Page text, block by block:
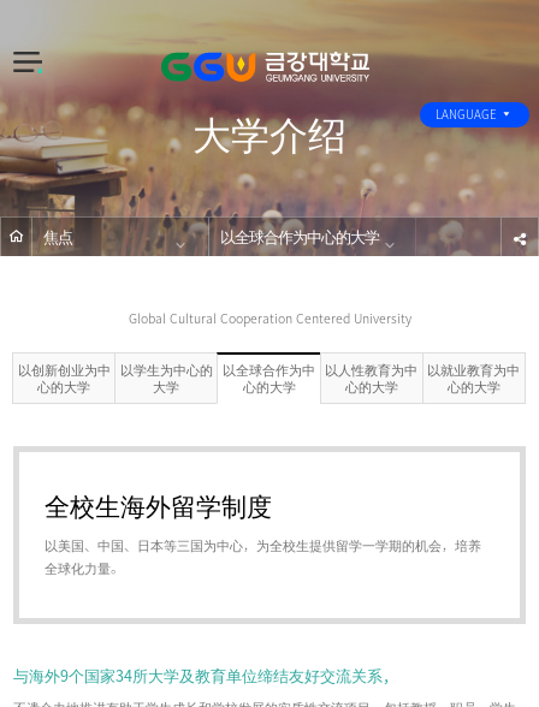
전
뉴
LANGUAGE
大学介绍
焦点 以全球合作为中心的大学
Global Cultural Cooperation Centered University
以创新创业为中
心的大学
以学生为中心的
大学
以全球合作为中
心的大学
以人性教育为中
心的大学
以就业教育为中
心的大学
全校生海外留学制度
以美国、中国、日本等三国为中心，为全校生提供留学一学期的机会，培养
全球化力量。
与海外9个国家34所大学及教育单位缔结友好交流关系，